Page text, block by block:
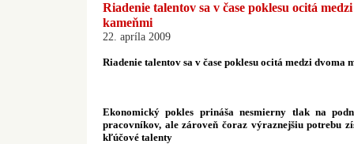
Riadenie talentov sa v čase poklesu ocitá
kameňmi
22. apríla 2009
Riadenie talentov sa v čase poklesu ocitá medzi dvoma
Ekonomický pokles prináša nesmierny tlak na
pracovníkov, ale zároveň čoraz výraznejšiu potrebu
kľúčové talenty